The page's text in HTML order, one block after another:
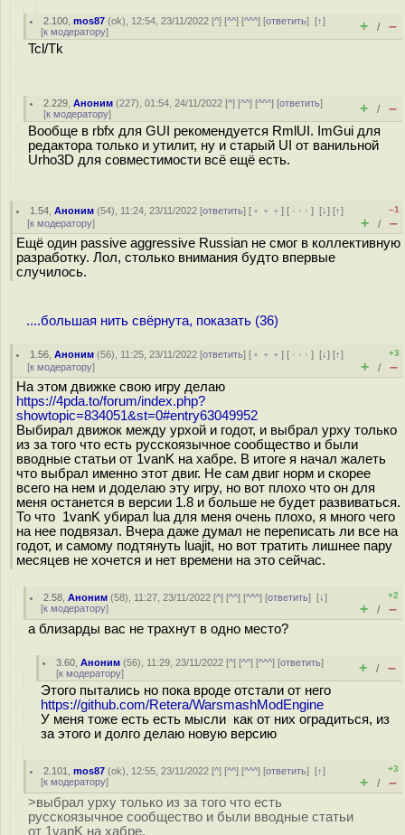
2.100 ,mos87 (ok), 12:54, 23/11/2022 [^] [^^] [^^^] [ответить][↑]
[к модератору] + / –
Tcl/Tk
2.229 ,Аноним (227), 01:54, 24/11/2022 [^] [^^] [^^^] [ответить]
[к модератору] + / –
Вообще в rbfx для GUI рекомендуется RmlUI. ImGui для
редактора только и утилит, ну и старый UI от ванильной
Urho3D для совместимости всё ещё есть.
1.54 ,Аноним (54), 11:24, 23/11/2022 [ответить] [ ﹢﹢﹢] [ · · ·][↓] [↑]
[к модератору]
–1
+ / –
Ещё один passive aggressive Russian не смог в коллективную
разработку. Лол, столько внимания будто впервые
случилось.
....большая нить свёрнута, показать (36)
1.56 ,Аноним (56), 11:25, 23/11/2022 [ответить] [ ﹢﹢﹢] [ · · ·][↓] [↑]
[к модератору]
+3
+ / –
На этом движке свою игру делаю
https://4pda.to/forum/index.php?
showtopic=834051&st=0#entry63049952
Выбирал движок между урхой и годот, и выбрал урху только
из за того что есть русскоязычное сообщество и были
вводные статьи от 1vanK на хабре. В итоге я начал жалеть
что выбрал именно этот двиг. Не сам двиг норм и скорее
всего на нем и доделаю эту игру, но вот плохо что он для
меня останется в версии 1.8 и больше не будет развиваться.
То что 1vanK убирал lua для меня очень плохо, я много чего
на нее подвязал. Вчера даже думал не переписать ли все на
годот, и самому подтянуть luajit, но вот тратить лишнее пару
месяцев не хочется и нет времени на это сейчас.
2.58 ,Аноним (58), 11:27, 23/11/2022 [^] [^^] [^^^] [ответить][↓]
[к модератору]
+2
+ / –
а близарды вас не трахнут в одно место?
3.60 ,Аноним (56), 11:29, 23/11/2022 [^] [^^] [^^^] [ответить]
[к модератору] + / –
Этого пытались но пока вроде отстали от него
https://github.com/Retera/WarsmashModEngine
У меня тоже есть есть мысли как от них оградиться, из
за этого и долго делаю новую версию
2.101 ,mos87 (ok), 12:55, 23/11/2022 [^] [^^] [^^^] [ответить][↑]
[к модератору]
+3
+ / –
>выбрал урху только из за того что есть
русскоязычное сообщество и были вводные статьи
от 1vanK на хабре.